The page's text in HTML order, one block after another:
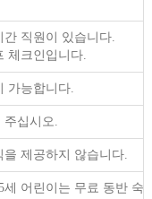
간 직원이 있습니다.
체크인입니다.
가능합니다.
주십시오.
제공하지 않습니다.
세 어린이는 무료 동반 숙